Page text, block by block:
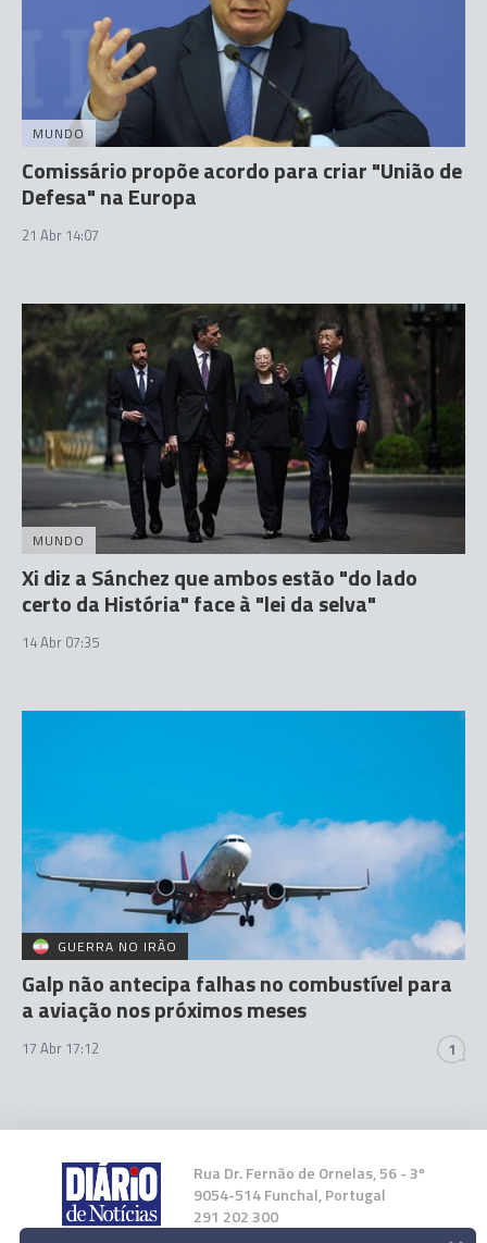
MUNDO
Comissário propõe acordo para criar "União de
Defesa" na Europa
21 Abr 14:07
MUNDO
Xi diz a Sánchez que ambos estão "do lado
certo da História" face à "lei da selva"
14 Abr 07:35
GUERRA NO IRÃO
Galp não antecipa falhas no combustível para
a aviação nos próximos meses
17 Abr 17:12 1
Rua Dr. Fernão de Ornelas, 56 - 3º
9054-514 Funchal, Portugal
291 202 300